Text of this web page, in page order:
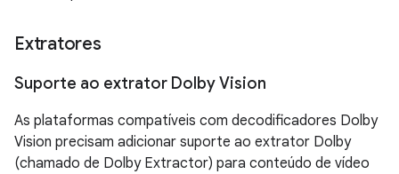
Extratores
Suporte ao extrator Dolby Vision
As plataformas compatíveis com decodificadores Dolby
Vision precisam adicionar suporte ao extrator Dolby
(chamado de Dolby Extractor) para conteúdo de vídeo